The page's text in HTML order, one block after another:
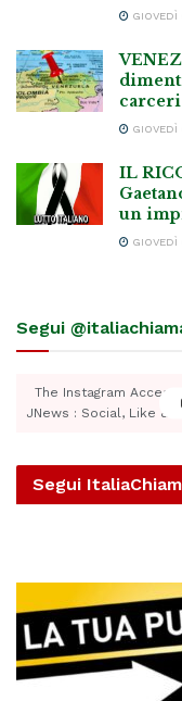
carceri
IL
un
Segui
The Instagram
JNews : Social, Like &
Segui